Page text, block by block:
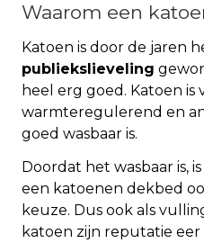
Waarom een
Katoen is door de jaren
publiekslieveling
heel erg goed. Katoen
warmteregulerend en
goed wasbaar is.
Doordat het wasbaar is,
een katoenen dekbed
keuze. Dus ook als
katoen zijn reputatie eer